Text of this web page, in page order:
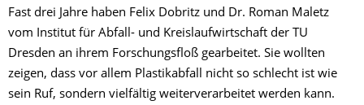
Fast drei Jahre haben Felix Dobritz und Dr. Roman Maletz
vom Institut für Abfall- und Kreislaufwirtschaft der TU
Dresden an ihrem Forschungsfloß gearbeitet. Sie wollten
zeigen, dass vor allem Plastikabfall nicht so schlecht ist wie
sein Ruf, sondern vielfältig weiterverarbeitet werden kann. ​​